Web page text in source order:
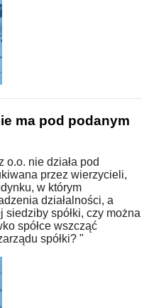
ma pod podanym
o.o. nie działa pod
przez wierzycieli,
w którym
działalności, a
spółki, czy można
spółce wszcząć
spółki? "